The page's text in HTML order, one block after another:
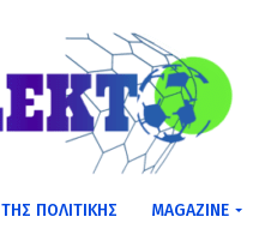
ΤΗΣ ΠΟΛΙΤΙΚΗΣ MAGAZINE